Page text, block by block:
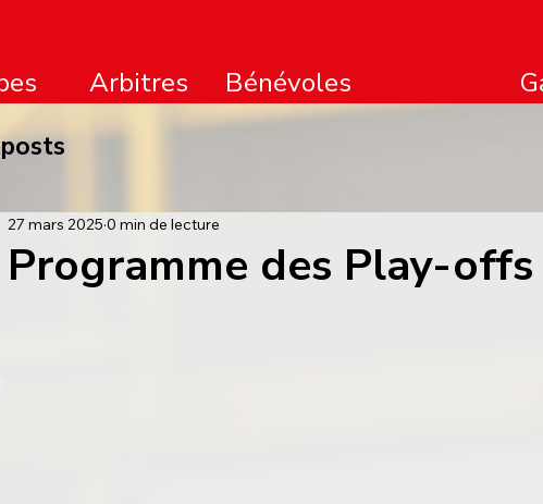
Arbitres Bénévoles
Programme des Play-offs
27 mars 2025 0 min de lecture